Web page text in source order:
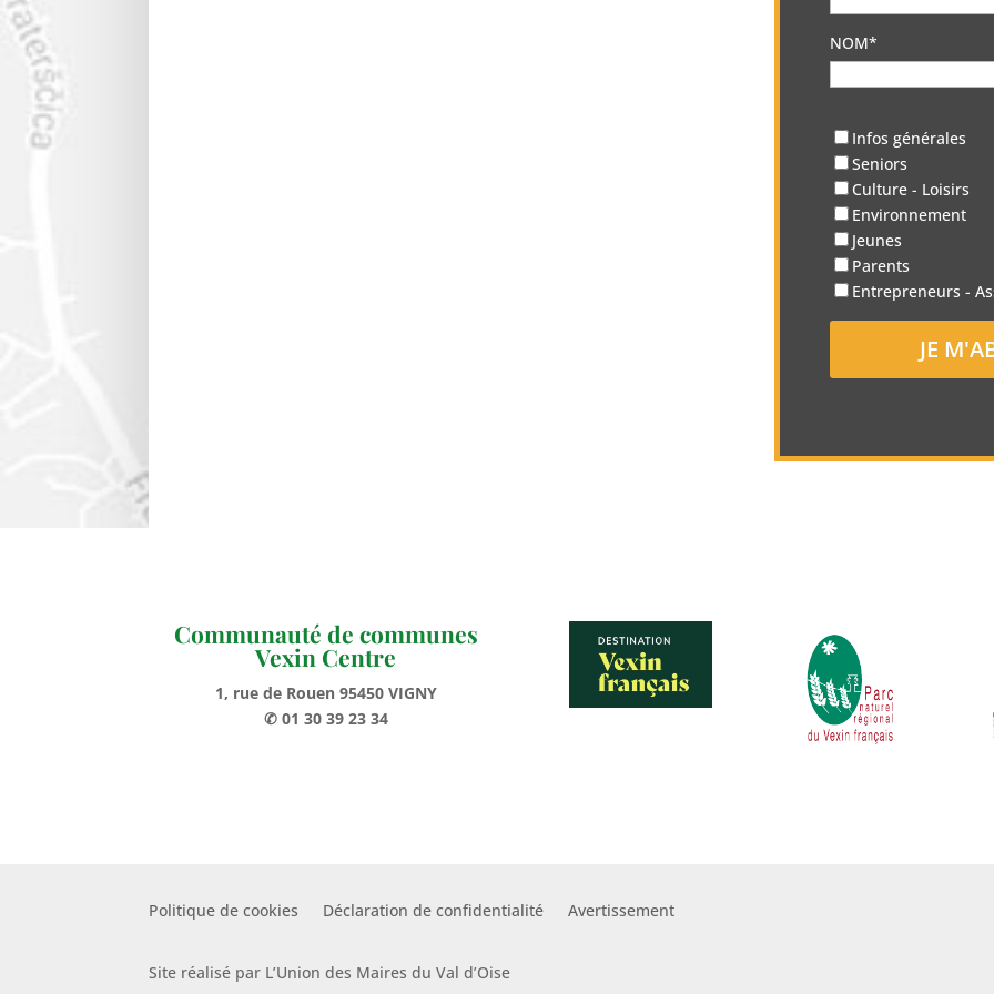
NOM*
Infos générales
Seniors
Culture - Loisirs
Environnement
Jeunes
Parents
Entrepreneurs -
Communauté de communes
Vexin Centre
1, rue de Rouen 95450 VIGNY
✆ 01 30 39 23 34
Politique de cookies Déclaration de confidentialité Avertissement
Site réalisé par L’Union des Maires du Val d’Oise